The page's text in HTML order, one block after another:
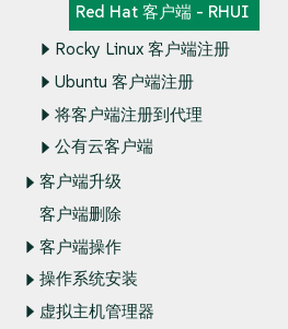
Red Hat 客户端 - RHUI
Rocky Linux 客户端注册
Ubuntu 客户端注册
将客户端注册到代理
公有云客户端
客户端升级
客户端删除
客户端操作
操作系统安装
虚拟主机管理器